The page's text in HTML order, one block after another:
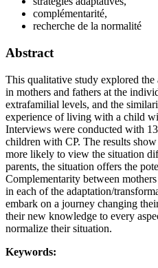
complémentarité,
recherche de la normalité
Abstract
This qualitative study explored the
in mothers and fathers at the
extrafamilial levels, and the
experience of living with a child
Interviews were conducted with
children with CP. The results
more likely to view the situation
parents, the situation offers the
Complementarity between
in each of the adaptation/
embark on a journey changing
their new knowledge to every
normalize their situation.
Keywords: